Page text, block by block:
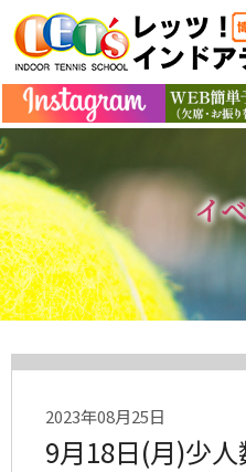
イ
2023年08月25日
9月18日(月)少